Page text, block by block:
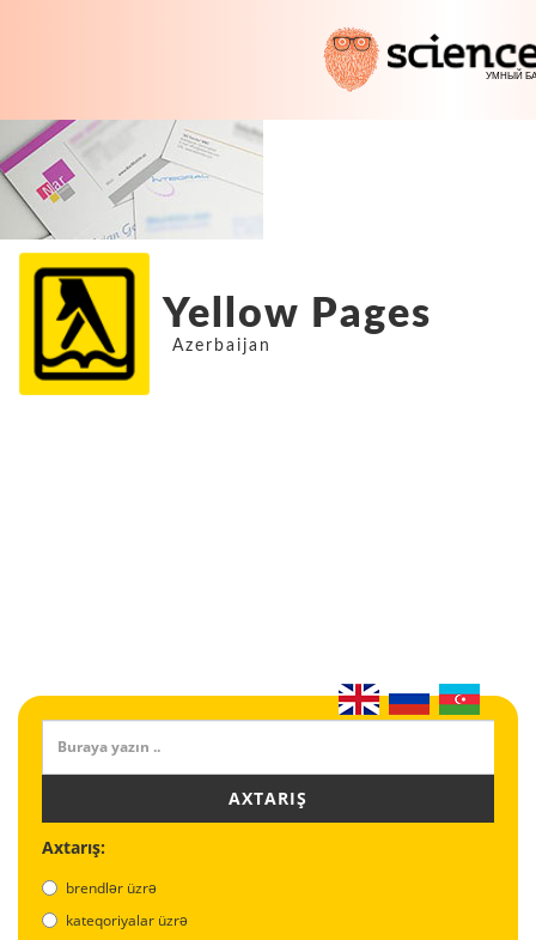
Yellow Pages
Azerbaijan
AXTARIŞ
Axtarış:
brendlər üzrə
kateqoriyalar üzrə